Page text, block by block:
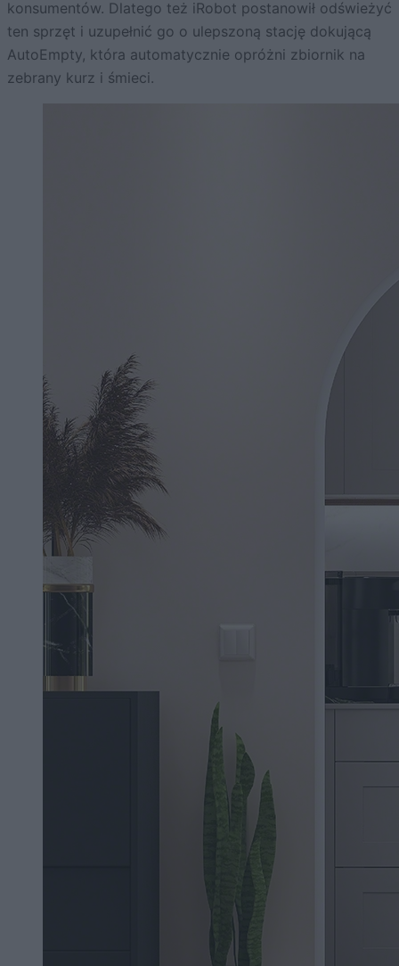
konsumentów. Dlatego też iRobot postanowił odświeżyć
ten sprzęt i uzupełnić go o ulepszoną stację dokującą
AutoEmpty, która automatycznie opróżni zbiornik na
zebrany kurz i śmieci.